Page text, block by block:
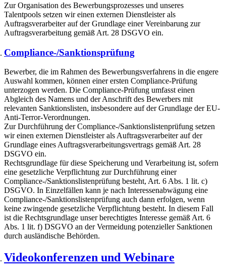
Zur Organisation des Bewerbungsprozesses und unseres
Talentpools setzen wir einen externen Dienstleister als
Auftragsverarbeiter auf der Grundlage einer Vereinbarung zur
Auftragsverarbeitung gemäß Art. 28 DSGVO ein.
Compliance-/Sanktionsprüfung
Bewerber, die im Rahmen des Bewerbungsverfahrens in die engere
Auswahl kommen, können einer ersten Compliance-Prüfung
unterzogen werden. Die Compliance-Prüfung umfasst einen
Abgleich des Namens und der Anschrift des Bewerbers mit
relevanten Sanktionslisten, insbesondere auf der Grundlage der EU-
Anti-Terror-Verordnungen.
Zur Durchführung der Compliance-/Sanktionslistenprüfung setzen
wir einen externen Dienstleister als Auftragsverarbeiter auf der
Grundlage eines Auftragsverarbeitungsvertrags gemäß Art. 28
DSGVO ein.
Rechtsgrundlage für diese Speicherung und Verarbeitung ist, sofern
eine gesetzliche Verpflichtung zur Durchführung einer
Compliance-/Sanktionslistenprüfung besteht, Art. 6 Abs. 1 lit. c)
DSGVO. In Einzelfällen kann je nach Interessenabwägung eine
Compliance-/Sanktionslistenprüfung auch dann erfolgen, wenn
keine zwingende gesetzliche Verpflichtung besteht. In diesem Fall
ist die Rechtsgrundlage unser berechtigtes Interesse gemäß Art. 6
Abs. 1 lit. f) DSGVO an der Vermeidung potenzieller Sanktionen
durch ausländische Behörden.
Videokonferenzen und Webinare